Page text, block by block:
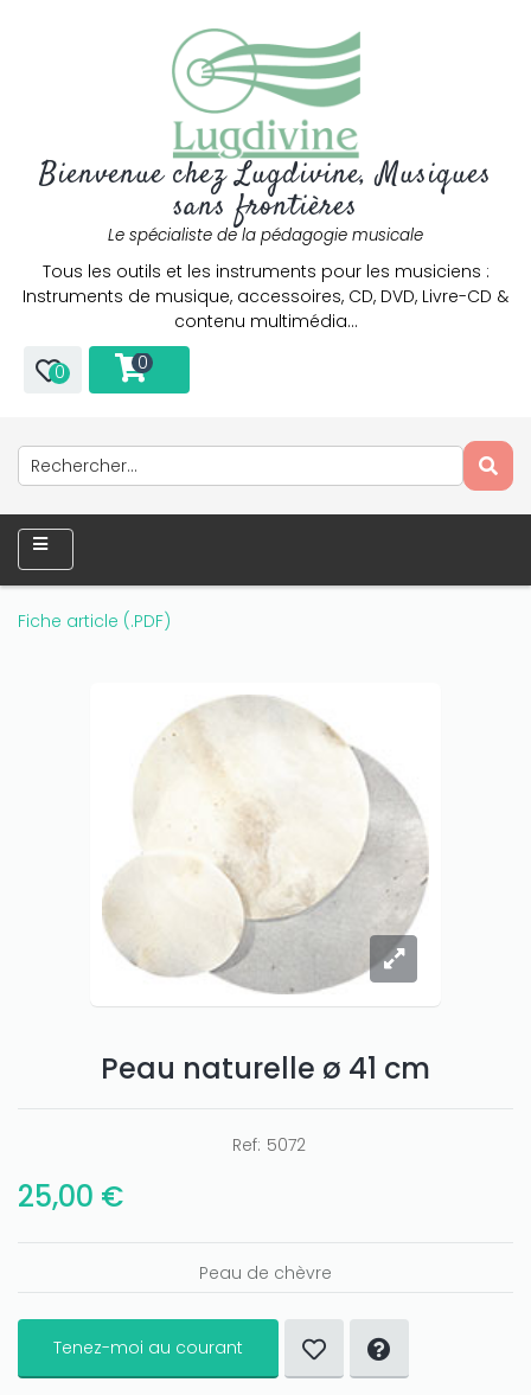
Bienvenue chez Lugdivine, Musiques
sans frontières
Le spécialiste de la pédagogie musicale
Tous les outils et les instruments pour les musiciens :
Instruments de musique, accessoires, CD, DVD, Livre-CD &
contenu multimédia…
0 0
Fiche article (.PDF)
Peau naturelle ø 41 cm
Ref: 5072
25,00 €
Peau de chèvre
Tenez-moi au courant
Only play at
if you really want to win a huge
amount on your credits!